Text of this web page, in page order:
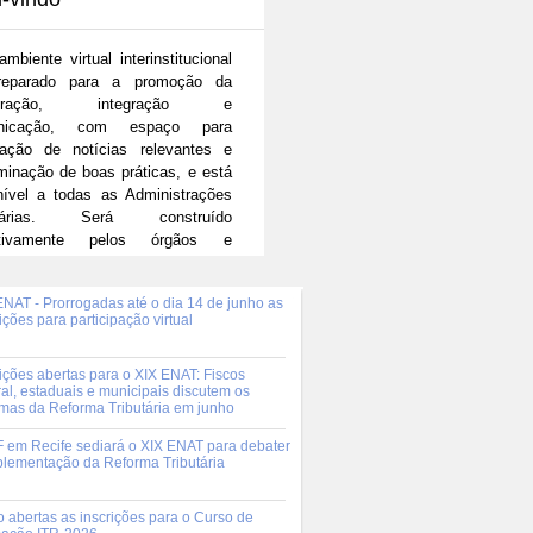
virtual interinstitucional
para a promoção da
integração e
com espaço para
de notícias relevantes e
de boas práticas, e está
a todas as Administrações
Será construído
pelos órgãos e
fiscal.
- Prorrogadas até o dia 14 de junho as
para participação virtual
abertas para o XIX ENAT: Fiscos
estaduais e municipais discutem os
da Reforma Tributária em junho
em Recife sediará o XIX ENAT para debater
da Reforma Tributária
abertas as inscrições para o Curso de